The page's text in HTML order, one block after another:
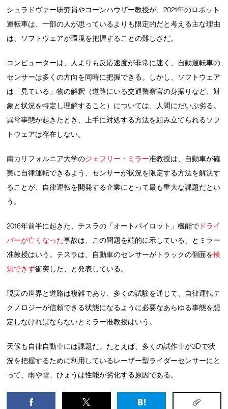
シュラドヴァー研究員やコーンハウザー教授が、2021年のロボット
運転車は、一部の人が思っているよりも限定的だと考える主な理由
は、ソフトウェアが環境を把握することの難しさだ。
コンピューターは、人よりも反応速度が非常に速く、自動運転車の
センサーは多くの方向を同時に把握できる。しかし、ソフトウェア
は「見ている」物の解釈（道路にいる交通警察官の身振りなど、対
象と状況を特定し理解すること）については、人間にだいぶ劣る。
異常事態が起きたとき、上手に対処する方法を組み立てられるソフ
トウェアは存在しない。
南カリフォルニア大学のジェフリー・ミラー准教授は、自動車が確
実に自律運転できるよう、センサーが状況を限定する方法を解決す
ることが、自律運転を開発する企業にとって最も重大な課題だとい
う。
2016年前半に起きた、テスラの「オートパイロット」機能で ドライ
バーが亡くなった事故は、この問題を端的に示している、とミラー
准教授はいう。テスラは、自動車のセンサーがトラックの側面を検
知できず衝突した、と発表している。
現実の世界と道路は複雑であり、多くの試験を通じて、自律運転テ
クノロジーが信頼できる状態になるように必要なあらゆる事態を想
定しなければならないとミラー准教授はいう。
天候も自律自動車には課題だ。たとえば、多くの試作車が3Dで状
況を把握するために利用しているレーザー型ライダーセンサーにと
って、雨や雪、ひょうは性能が劣化する原因である。